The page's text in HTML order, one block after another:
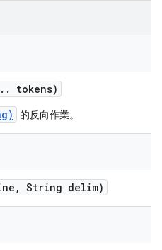
. . tokens)
的反向作業。
, String delim)